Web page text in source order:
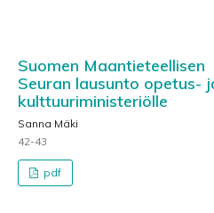
Suomen Maantieteellisen
Seuran lausunto opetus-
kulttuuriministeriölle
Sanna Mäki
42-43
pdf